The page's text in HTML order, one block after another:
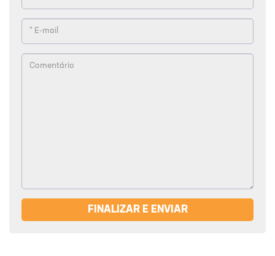
FINALIZAR E ENVIAR